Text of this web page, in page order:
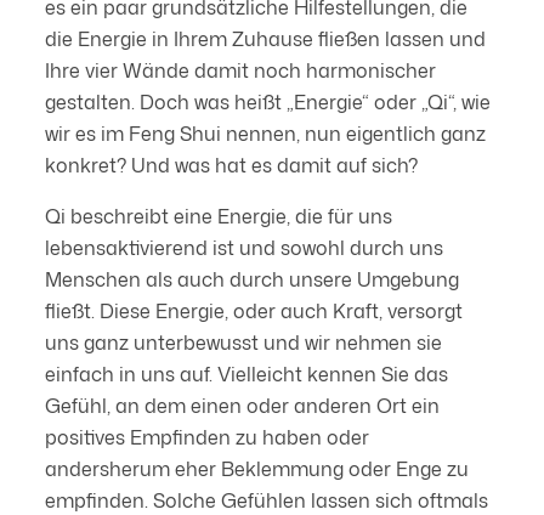
es ein paar grundsätzliche Hilfestellungen, die
die Energie in Ihrem Zuhause fließen lassen und
Ihre vier Wände damit noch harmonischer
gestalten. Doch was heißt „Energie“ oder „Qi“, wie
wir es im Feng Shui nennen, nun eigentlich ganz
konkret? Und was hat es damit auf sich?
Qi beschreibt eine Energie, die für uns
lebensaktivierend ist und sowohl durch uns
Menschen als auch durch unsere Umgebung
fließt. Diese Energie, oder auch Kraft, versorgt
uns ganz unterbewusst und wir nehmen sie
einfach in uns auf. Vielleicht kennen Sie das
Gefühl, an dem einen oder anderen Ort ein
positives Empfinden zu haben oder
andersherum eher Beklemmung oder Enge zu
empfinden. Solche Gefühlen lassen sich oftmals